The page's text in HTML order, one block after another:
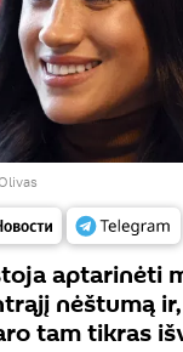
aptarinėti
nėštumą
tam tikras